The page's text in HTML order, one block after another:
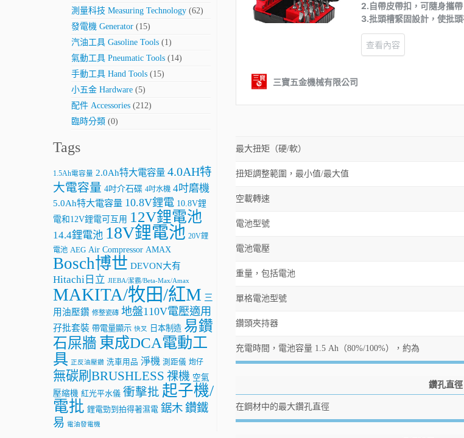
測量科技 Measuring Technology (62)
發電機 Generator (15)
汽油工具 Gasoline Tools (1)
氣動工具 Pneumatic Tools (14)
手動工具 Hand Tools (15)
小五金 Hardware (5)
配件 Accessories (212)
臨時分類 (0)
Tags
1.5Ah電容量 2.0Ah特大電容量 4.0AH特
大電容量 4吋介石碟 4吋水機 4吋磨機
5.0Ah特大電容量 10.8V鋰電 10.8V鋰
電和12V鋰電可互用 12V鋰電池
14.4鋰電池 18V鋰電池 20V鋰
電池 AEG Air Compressor AMAX
Bosch博世 DEVON大有
Hitachi日立 JIEBA/潔霸/Beta-Max/Amax
MAKITA/牧田/紅M 三
用油壓鑽 修整瓷磚 地盤110V電壓適用
孖批套裝 帶電量顯示 快叉 日本制造 易鑽
石屎牆 東成DCA電動工
具 正反油壓鑽 洗車用品 淨機 測距儀 炮仔
無碳刷BRUSHLESS 祼機 空氣
壓縮機 紅光平水儀 衝擊批 起子機/
電批 鋰電勁到拍得著濕電 鋸木 鑽鐵
易 電油發電機
最大扭矩（硬/軟）
扭矩調整範圍，最小值/最大值
空載轉速
電池型號
電池電壓
重量，包括電池
單格電池型號
鑽頭夾持器
充電時間，電池容量 1.5 Ah（80%/100%），約為
鑽孔直徑
在鋼材中的最大鑽孔直徑